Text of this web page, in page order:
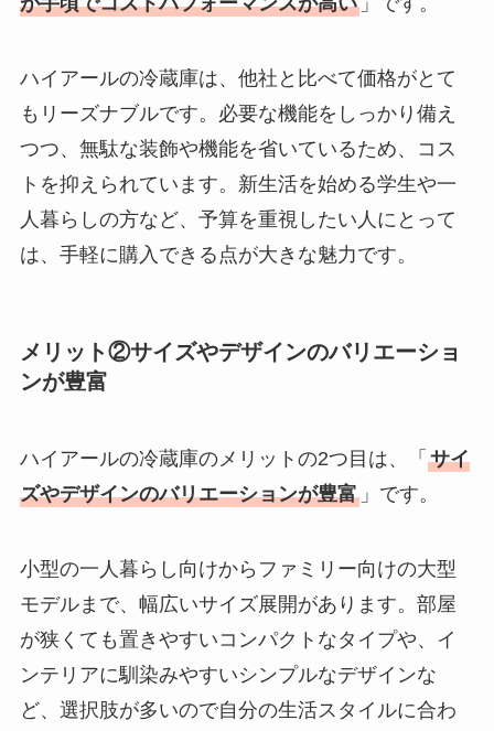
ハイアールの冷蔵庫は、他社と比べて価格がとて
もリーズナブルです。必要な機能をしっかり備え
つつ、無駄な装飾や機能を省いているため、コス
トを抑えられています。新生活を始める学生や一
人暮らしの方など、予算を重視したい人にとって
は、手軽に購入できる点が大きな魅力です。
メリット②サイズやデザインのバリエーショ
ンが豊富
ハイアールの冷蔵庫のメリットの2つ目は、「 サイ
ズやデザインのバリエーションが豊富」です。
小型の一人暮らし向けからファミリー向けの大型
モデルまで、幅広いサイズ展開があります。部屋
が狭くても置きやすいコンパクトなタイプや、イ
ンテリアに馴染みやすいシンプルなデザインな
ど、選択肢が多いので自分の生活スタイルに合わ